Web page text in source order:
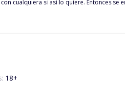
cualquiera si así lo quiere. Entonces se
que un rollo de una noche, ya que
18+